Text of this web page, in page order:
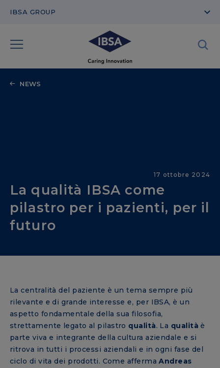
IBSA GROUP
NEWS
17 ottobre 2024
La qualità IBSA come
pilastro per i pazienti, per il
futuro
La centralità del paziente è un tema sempre più
rilevante e di grande interesse e, per IBSA, è un
aspetto fondamentale della sua filosofia,
strettamente legato al pilastro qualità. La qualitàè
parte viva e integrante della cultura aziendale e si
ritrova in tutti i processi aziendali e in ogni fase del
ciclo di vita dei prodotti. Come affermaAndreas